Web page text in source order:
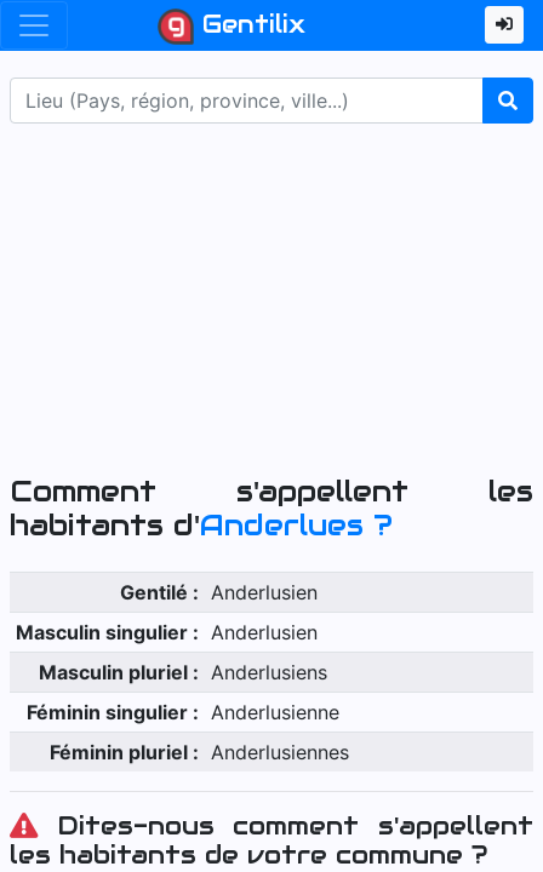
Gentilix
Comment s'appellent les
habitants d'Anderlues ?
Gentilé : Anderlusien
Masculin singulier : Anderlusien
Masculin pluriel : Anderlusiens
Féminin singulier : Anderlusienne
Féminin pluriel : Anderlusiennes
Dites-nous comment s'appellent
les habitants de votre commune ?